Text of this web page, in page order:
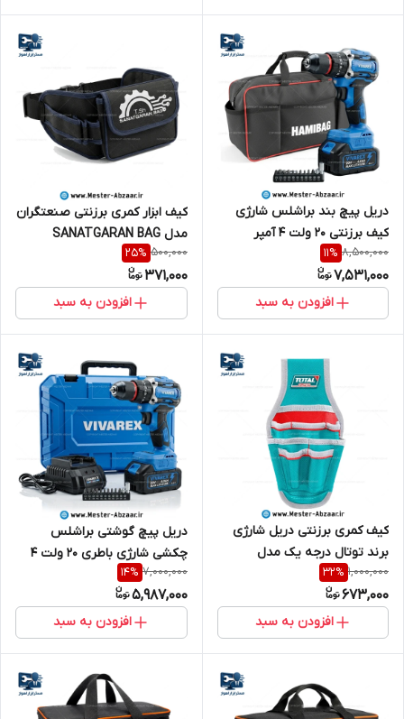
دریل پیچ بند براشلس شارژی
کیف برزنتی 20 ولت 4 آمپر
ویوارکس با گارانتی سری سریال
VIVAREX VR2010VBL
8,500,000
11%
7,531,000
افزودن به سبد
کیف ابزار کمری برزنتی صنعتگران
مدل SANATGARAN BAG
500,000
25%
371,000
افزودن به سبد
کیف کمری برزنتی دریل شارژی
برند توتال درجه یک مدل
TOTAL THT16P40125
1,000,000
32%
673,000
افزودن به سبد
دریل پیچ گوشتی براشلس
چکشی شارژی باطری 20 ولت 4
آمپر ویوارکس باتری بزرگ با
VR2010VBL
7,000,000
14%
5,987,000
افزودن به سبد